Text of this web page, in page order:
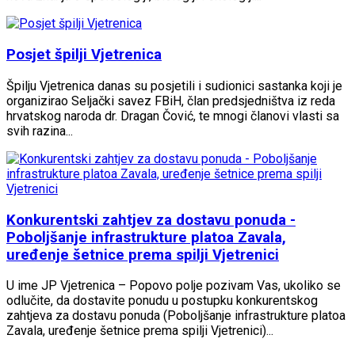
Posjet špilji Vjetrenica
Špilju Vjetrenica danas su posjetili i sudionici sastanka koji je
organizirao Seljački savez FBiH, član predsjedništva iz reda
hrvatskog naroda dr. Dragan Čović, te mnogi članovi vlasti sa
svih razina...
Konkurentski zahtjev za dostavu ponuda -
Poboljšanje infrastrukture platoa Zavala,
uređenje šetnice prema spilji Vjetrenici
U ime JP Vjetrenica – Popovo polje pozivam Vas, ukoliko se
odlučite, da dostavite ponudu u postupku konkurentskog
zahtjeva za dostavu ponuda (Poboljšanje infrastrukture platoa
Zavala, uređenje šetnice prema spilji Vjetrenici)...